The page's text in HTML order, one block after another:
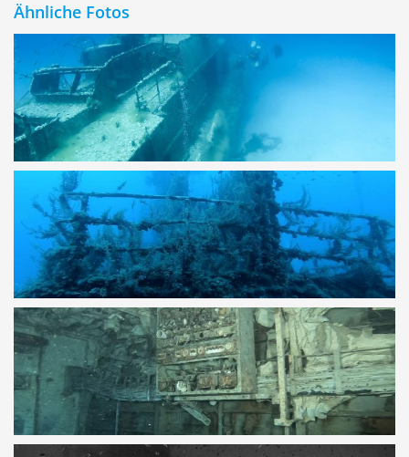
Ähnliche Fotos